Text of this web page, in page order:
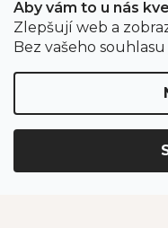
Aby vám to u nás
Zlepšují web a
Bez vašeho
Odběr newsletteru
PŘIHLÁSIT SE